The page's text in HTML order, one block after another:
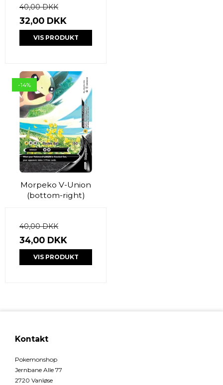
40,00 DKK
32,00 DKK
VIS PRODUKT
-14%
Morpeko V-Union
(bottom-right)
40,00 DKK
34,00 DKK
VIS PRODUKT
Kontakt
Pokemonshop
Jernbane Alle 77
2720 Vanløse